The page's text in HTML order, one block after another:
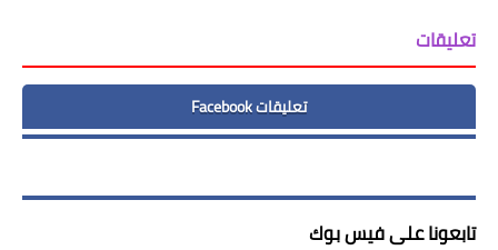
تعليقات
تعليقات Facebook
تابعونا على فيس بوك